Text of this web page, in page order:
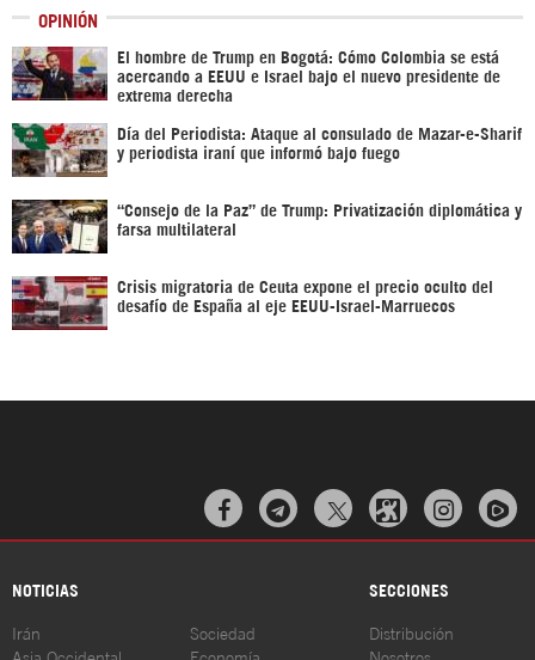
OPINIÓN
El hombre de Trump en Bogotá: Cómo Colombia se está
acercando a EEUU e Israel bajo el nuevo presidente de
extrema derecha
Día del Periodista: Ataque al consulado de Mazar-e-Sharif
y periodista iraní que informó bajo fuego
“Consejo de la Paz” de Trump: Privatización diplomática y
farsa multilateral
Crisis migratoria de Ceuta expone el precio oculto del
desafío de España al eje EEUU-Israel-Marruecos
  
NOTICIAS SECCIONES
Irán
Asia Occidental
Sociedad
Economía
Distribución
Nosotros